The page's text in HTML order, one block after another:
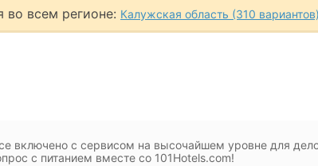
во всем регионе: Калужская область (310 вариантов)
включено с сервисом на высочайшем уровне для
с питанием вместе со 101Hotels.com!